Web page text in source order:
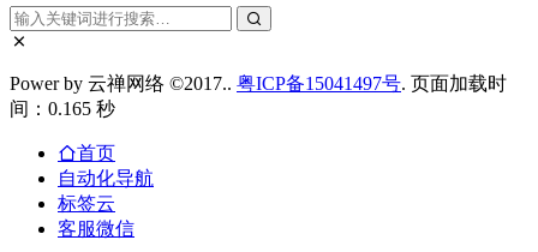
Power by 云禅网络 ©2017.. 粤ICP备15041497号. 页面加载时
间：0.165 秒
首页
自动化导航
标签云
客服微信